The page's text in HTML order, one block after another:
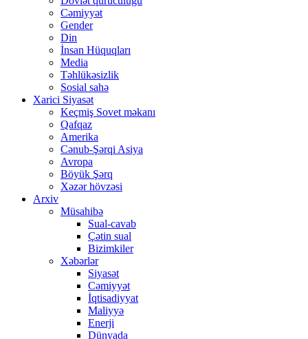
Cəmiyyət
Gender
Din
İnsan Hüquqları
Media
Təhlükəsizlik
Sosial sahə
Xarici Siyasət
Keçmiş Sovet məkanı
Qafqaz
Amerika
Cənub-Şərqi Asiya
Avropa
Böyük Şərq
Xəzər hövzəsi
Arxiv
Müsahibə
Sual-cavab
Çətin sual
Bizimkiler
Xəbərlər
Siyasət
Cəmiyyət
İqtisadiyyat
Maliyyə
Enerji
Dünyada